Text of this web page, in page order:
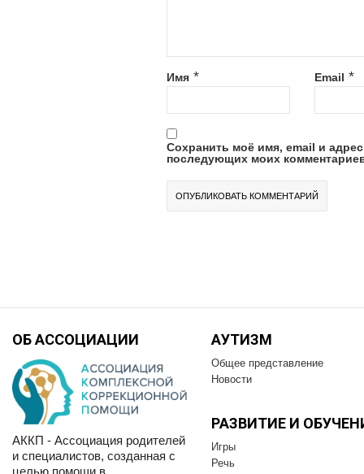
Имя * Email *
Сохранить моё имя, email и
последующих моих
ОБ АССОЦИАЦИИ
АККП - Ассоциация родителей
и специалистов, созданная с
целью помощи в
АУТИЗМ
Общее представление
Новости
РАЗВИТИЕ И
Игры
Речь